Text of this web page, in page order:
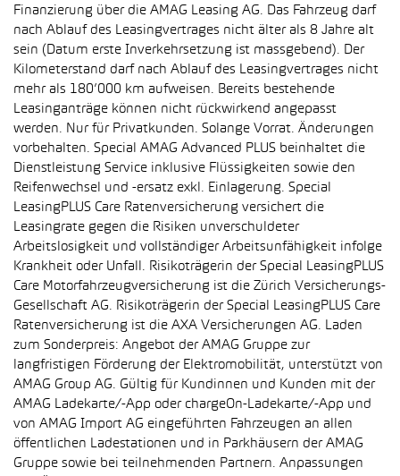
Finanzierung über die AMAG Leasing AG. Das Fahrzeug darf
nach Ablauf des Leasingvertrages nicht älter als 8 Jahre alt
sein (Datum erste Inverkehrsetzung ist massgebend). Der
Kilometerstand darf nach Ablauf des Leasingvertrages nicht
mehr als 180’000 km aufweisen. Bereits bestehende
Leasinganträge können nicht rückwirkend angepasst
werden. Nur für Privatkunden. Solange Vorrat. Änderungen
vorbehalten. Special AMAG Advanced PLUS beinhaltet die
Dienstleistung Service inklusive Flüssigkeiten sowie den
Reifenwechsel und -ersatz exkl. Einlagerung. Special
LeasingPLUS Care Ratenversicherung versichert die
Leasingrate gegen die Risiken unverschuldeter
Arbeitslosigkeit und vollständiger Arbeitsunfähigkeit infolge
Krankheit oder Unfall. Risikoträgerin der Special LeasingPLUS
Care Motorfahrzeugversicherung ist die Zürich Versicherungs-
Gesellschaft AG. Risikoträgerin der Special LeasingPLUS Care
Ratenversicherung ist die AXA Versicherungen AG. Laden
zum Sonderpreis: Angebot der AMAG Gruppe zur
langfristigen Förderung der Elektromobilität, unterstützt von
AMAG Group AG. Gültig für Kundinnen und Kunden mit der
AMAG Ladekarte/-App oder chargeOn-Ladekarte/-App und
von AMAG Import AG eingeführten Fahrzeugen an allen
öffentlichen Ladestationen und in Parkhäusern der AMAG
Gruppe sowie bei teilnehmenden Partnern. Anpassungen